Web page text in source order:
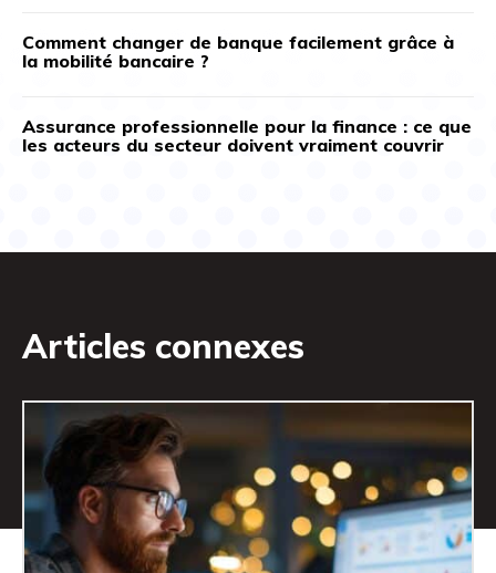
Comment changer de banque facilement grâce à
la mobilité bancaire ?
Assurance professionnelle pour la finance : ce que
les acteurs du secteur doivent vraiment couvrir
Articles connexes